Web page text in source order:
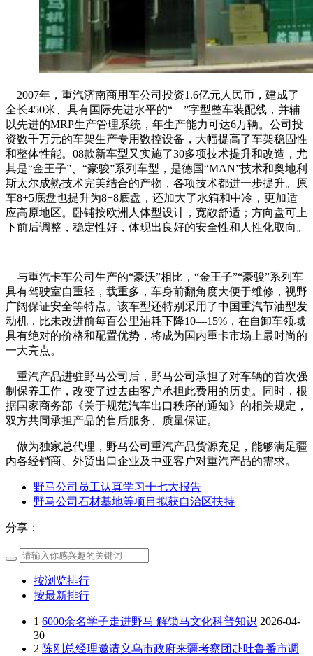
2007年，重汽济南商用车公司投资1.6亿元人民币，建成了
全长450米、具有国际先进水平的“—”字型整车装配线，并辅
以先进的MRP生产管理系统，年生产能力可达6万辆。公司投
资数千万元的车架生产专用数控设备，大幅提高了车架稳固性
和整体性能。08款新车型又实施了30多项技术提升和改造，尤
其是“金王子”、“豪骏”系列车型，是德国“MAN”技术和奥地利
斯太尔成熟技术完美结合的产物，各项技术都进一步提升。原
车8+5底盘也提升为8+8底盘，还加大了水箱和中冷，更加适
应高原地区。卧铺按欧洲人体型设计，宽敞舒适；方向盘可上
下前后调整，稳定性好，体现出良好的安全性和人性化取向。
与重汽卡车公司生产的“豪沃”相比，“金王子”“豪骏”系列车
具有驾驶室自重轻，载重多，车身前翻角度大便于维修，视野
广阔保证安全等特点。该车型还特别采用了中国重汽节油型发
动机，比未改进前每百公里油耗下降10—15%，在自卸车领域
具有绝对的价格和配置优势，将成为国内重卡市场上最时尚的
一大亮点。
重汽产品进驻野马公司后，野马公司承担了对车辆的首次强
制保养工作，改变了过去由客户承担此费用的历史。同时，根
据国家商务部《关于规范汽车出口秩序的通知》的相关规定，
双方共同承担产品的售后服务、质量保证。
做为独家总代理，野马公司重汽产品货源充足，能够满足疆
内各经销商、外贸出口企业及中亚客户对重汽产品的需求。
野马公司员工认真学习十七大报告
野马公司石材基地等项目拟获自治区扶持
分享：
按浏览排行
按最新排行
1 6000余名学子走进野马 解锁马文化科普知识 2026-04-
30
2 陈刚总经理邀请义乌市政府来疆考察团赴吐鲁番市调